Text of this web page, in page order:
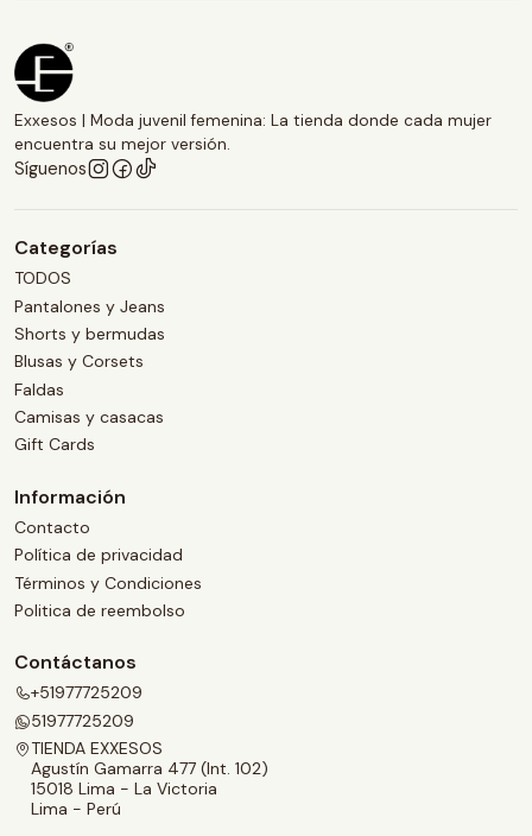
Exxesos | Moda juvenil femenina: La tienda donde cada mujer
encuentra su mejor versión.
Síguenos
Categorías
TODOS
Pantalones y Jeans
Shorts y bermudas
Blusas y Corsets
Faldas
Camisas y casacas
Gift Cards
Información
Contacto
Política de privacidad
Términos y Condiciones
Politica de reembolso
Contáctanos
+51977725209
51977725209
TIENDA EXXESOS
Agustín Gamarra 477 (Int. 102)
15018 Lima - La Victoria
Lima - Perú